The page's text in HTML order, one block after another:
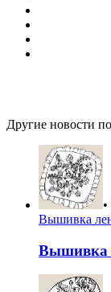
Другие новости
Вышивка
Вышивка